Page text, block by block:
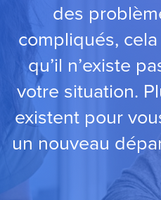
des
compliqués,
qu’il n’existe
votre situation.
existent pour
un nouveau